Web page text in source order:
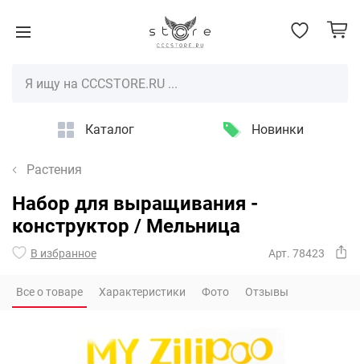
Каталог Новинки
Растения
Набор для выращивания -
конструктор / Мельница
В избранное Арт. 78423
Все о товаре Характеристики Фото Отзывы